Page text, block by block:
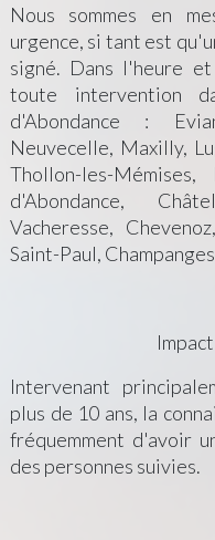
Nous sommes en
urgence, si tant est
signé. Dans l'heure
toute intervention
d'Abondance :
Neuvecelle, Maxilly,
Thollon-les-
d'Abondance,
Vacheresse,
Saint-Paul,
Intervenant
plus de 10 ans, la
fréquemment d'avoir
des personnes suivies.